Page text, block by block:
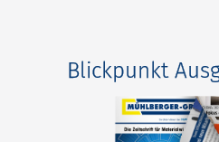
Blickpunkt